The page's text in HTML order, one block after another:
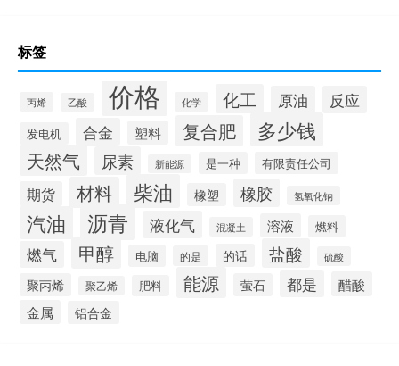
标签
丙烯 乙酸 价格 化学 化工 原油 反应
发电机 合金 塑料 复合肥 多少钱
天然气 尿素 新能源 是一种 有限责任公司
期货 材料 柴油 橡塑 橡胶 氢氧化钠
汽油 沥青 液化气 混凝土 溶液 燃料
燃气 甲醇 电脑 的是 的话 盐酸 硫酸
聚丙烯 聚乙烯 肥料 能源 萤石 都是 醋酸
金属 铝合金